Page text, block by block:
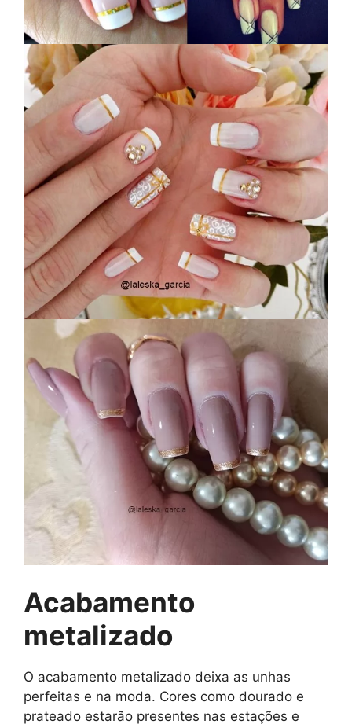
Acabamento
metalizado
O acabamento metalizado deixa as unhas
perfeitas e na moda. Cores como dourado e
prateado estarão presentes nas estações e